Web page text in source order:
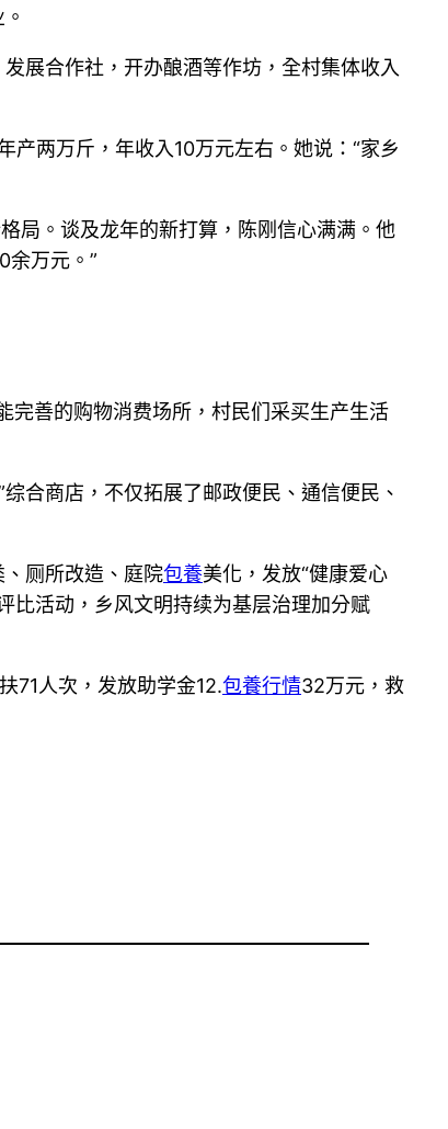
展合作社，开办酿酒等作坊，全村集体收入
两万斤，年收入10万元左右。她说：“家乡
局。谈及龙年的新打算，陈刚信心满满。他
余万元。”
完善的购物消费场所，村民们采买生产生活
合商店，不仅拓展了邮政便民、通信便民、
厕所改造、庭院包養美化，发放“健康爱心
比活动，乡风文明持续为基层治理加分赋
71人次，发放助学金12.包養行情32万元，救